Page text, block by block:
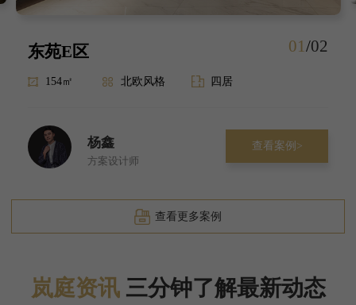
01/02
东苑E区
154㎡ 北欧风格 四居
杨鑫
方案设计师
查看案例>
查看更多案例
岚庭资讯 三分钟了解最新动态